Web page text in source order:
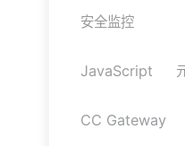
安全监控
JavaScript
CC Gateway